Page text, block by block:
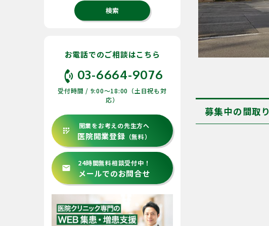
お電話でのご相談はこちら
phone_in_talk03-6664-9076
受付時間 / 9:00〜18:00（土日祝も対
応）
app_registration
開業をお考えの先生方へ
医院開業登録 （無料）
email
24時間無料相談受付中！
メールでのお問合せ
募集中の間取り